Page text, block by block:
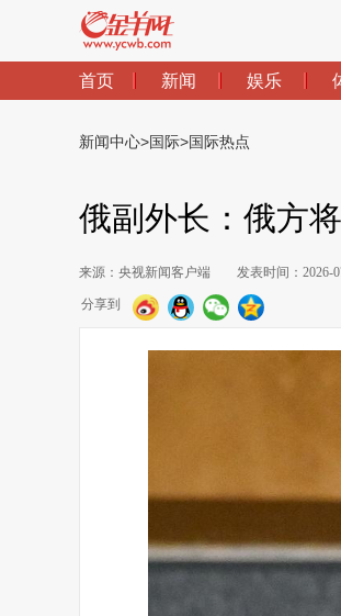
首页 新闻 娱乐
新闻中心>国际>国际热点
俄副外长：俄方
来源：央视新闻客户端 发表时间：2026-
分享到